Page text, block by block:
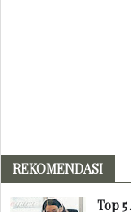
REKOMENDASI
Top